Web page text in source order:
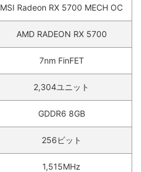
MSI Radeon RX 5700 MECH OC
AMD RADEON RX 5700
7nm FinFET
2,304ユニット
GDDR6 8GB
256ビット
1,515MHz